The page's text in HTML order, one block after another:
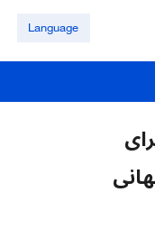
Language